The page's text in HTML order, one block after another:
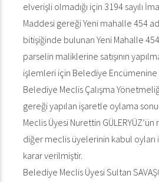
elverişli olmadığı için 3194 sayılı
Maddesi gereği Yeni mahalle 454
bitişiğinde bulunan Yeni Mahalle
parselin maliklerine satışının
işlemleri için Belediye
Belediye Meclis Çalışma
gereği yapılan işaretle oylama
Meclis Üyesi Nurettin GÜLERYÜZ’ün
diğer meclis üyelerinin kabul
karar verilmiştir.
Belediye Meclis Üyesi Sultan